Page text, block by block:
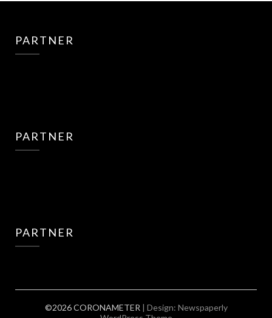
PARTNER
PARTNER
PARTNER
©2026 CORONAMETER | Design: Newspaperly